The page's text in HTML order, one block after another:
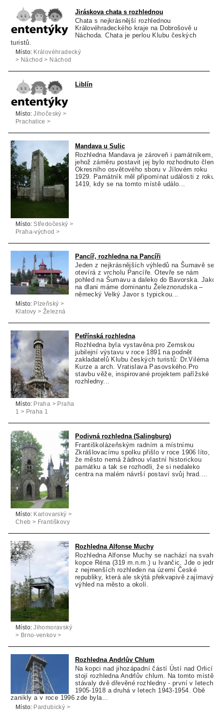
Jiráskova chata s rozhlednou
Chata s nejkrásnější rozhlednou
Královéhradeckého kraje na Dobrošově u
Náchoda. Chata je perlou Klubu českých
turistů.
Místo: Královéhradecký
> Náchod > Náchod
Liblín
Místo: Jihočeský >
Prachatice >
Mandava u Sulic
Rozhledna Mandava je zároveň i památníkem,
jehož záměru postavit jej bylo rozhodnuto členy
Okresního osvětového sboru v Jílovém roku
1929. Památník měl připomínat události z roku
1419, kdy se na tomto místě událo...
Místo: Středočeský >
Praha-východ >
Pancíř, rozhledna na Pancíři
Jeden z nejkrásnějších výhledů na Šumavě se
otevírá z vrcholu Pancíře. Otevře se nám
pohled na Šumavu a daleko do Bavorska. Jako
na dlani máme dominantu Železnorudska –
německý Velký Javor s typickou...
Místo: Plzeňský >
Klatovy > Železná
Petřínská rozhledna
Rozhledna byla vystavěna pro Zemskou
jubilejní výstavu v roce 1891 na podnět
zakladatelů Klubu českých turistů: Dr.Viléma
Kurze a arch. Vratislava Pasovského.Pro
stavbu věže, inspirované projektem pařížské
rozhledny...
Místo: Praha > Praha
1 > Praha 1
Podivná rozhledna (Salingburg)
Františkolázeňským radním a místnímu
Zkrášlovacímu spolku přišlo v roce 1906 líto,
že město nemá žádnou vlastní historickou
památku a tak se rozhodli, že si nedaleko
centra na malém návrší postaví svůj hrad....
Místo: Karlovarský >
Cheb > Františkovy
Rozhledna Alfonse Muchy
Rozhledna Alfonse Muchy se nachází na svahu
kopce Réna (319 m.n.m.) u Ivančic. Jde o
z nejmenších rozhleden na území České
republiky, která ale skýtá překvapivě zajímavý
výhled na město a okolí.
Místo: Jihomoravský
> Brno-venkov >
Rozhledna Andrlův Chlum
Na kopci nad jihozápadní částí Ústí nad Orlicí
stojí rozhledna Andrlův chlum. Na tomto místě
stávaly dvě dřevěné rozhledny - první v letech
1905-1918 a druhá v letech 1943-1954. Obě
zanikly a v roce 1996 zde byla...
Místo: Pardubický >